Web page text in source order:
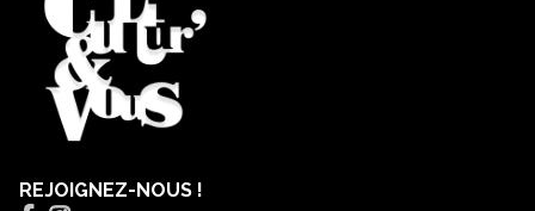
REJOIGNEZ-NOUS !